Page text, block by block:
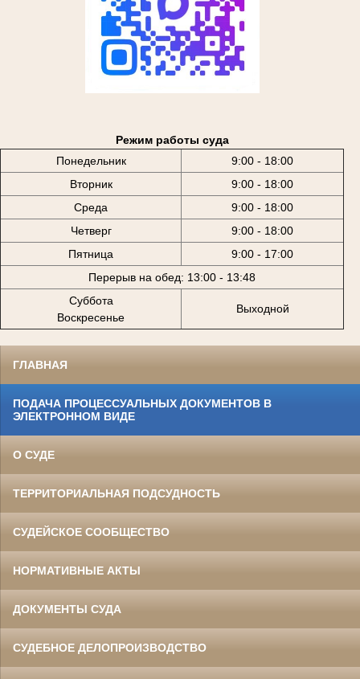
Режим работы суда
Понедельник
9:00 - 18:00
Вторник
9:00 - 18:00
Среда
9:00 - 18:00
Четверг
9:00 - 18:00
Пятница
9:00 - 17:00
Перерыв на обед: 13:00 - 13:48
Суббота
Воскресенье
Выходной
ГЛАВНАЯ
ПОДАЧА ПРОЦЕССУАЛЬНЫХ ДОКУМЕНТОВ В
ЭЛЕКТРОННОМ ВИДЕ
О СУДЕ
ТЕРРИТОРИАЛЬНАЯ ПОДСУДНОСТЬ
СУДЕЙСКОЕ СООБЩЕСТВО
НОРМАТИВНЫЕ АКТЫ
ДОКУМЕНТЫ СУДА
СУДЕБНОЕ ДЕЛОПРОИЗВОДСТВО